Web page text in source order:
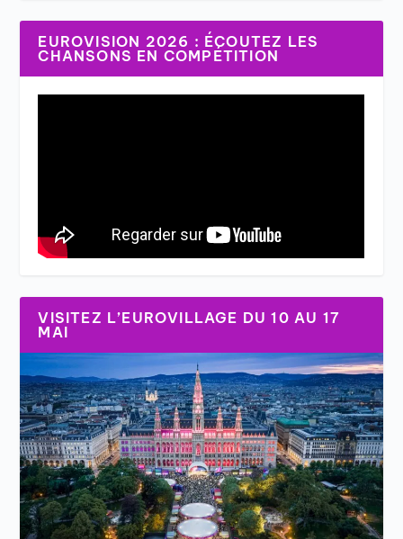
EUROVISION 2026 : ÉCOUTEZ LES
CHANSONS EN COMPÉTITION
VISITEZ L’EUROVILLAGE DU 10 AU 17
MAI